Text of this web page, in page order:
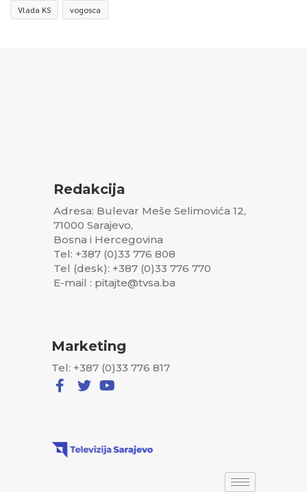
Vlada KS vogosca
Redakcija
Adresa: Bulevar Meše Selimovića 12,
71000 Sarajevo,
Bosna i Hercegovina
Tel: +387 (0)33 776 808
Tel (desk): +387 (0)33 776 770
E-mail : pitajte@tvsa.ba
Marketing
Tel: +387 (0)33 776 817